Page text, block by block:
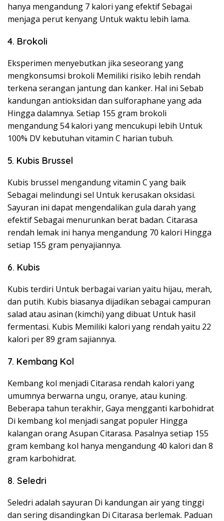
hanya mengandung 7 kalori yang efektif Sebagai
menjaga perut kenyang Untuk waktu lebih lama.
4. Brokoli
Eksperimen menyebutkan jika seseorang yang
mengkonsumsi brokoli Memiliki risiko lebih rendah
terkena serangan jantung dan kanker. Hal ini Sebab
kandungan antioksidan dan sulforaphane yang ada
Hingga dalamnya. Setiap 155 gram brokoli
mengandung 54 kalori yang mencukupi lebih Untuk
100% DV kebutuhan vitamin C harian tubuh.
5. Kubis Brussel
Kubis brussel mengandung vitamin C yang baik
Sebagai melindungi sel Untuk kerusakan oksidasi.
Sayuran ini dapat mengendalikan gula darah yang
efektif Sebagai menurunkan berat badan. Citarasa
rendah lemak ini hanya mengandung 70 kalori Hingga
setiap 155 gram penyajiannya.
6. Kubis
Kubis terdiri Untuk berbagai varian yaitu hijau, merah,
dan putih. Kubis biasanya dijadikan sebagai campuran
salad atau asinan (kimchi) yang dibuat Untuk hasil
fermentasi. Kubis Memiliki kalori yang rendah yaitu 22
kalori per 89 gram sajiannya.
7. Kembang Kol
Kembang kol menjadi Citarasa rendah kalori yang
umumnya berwarna ungu, oranye, atau kuning.
Beberapa tahun terakhir, Gaya mengganti karbohidrat
Di kembang kol menjadi sangat populer Hingga
kalangan orang Asupan Citarasa. Pasalnya setiap 155
gram kembang kol hanya mengandung 40 kalori dan 8
gram karbohidrat.
8. Seledri
Seledri adalah sayuran Di kandungan air yang tinggi
dan sering disandingkan Di Citarasa berlemak. Paduan